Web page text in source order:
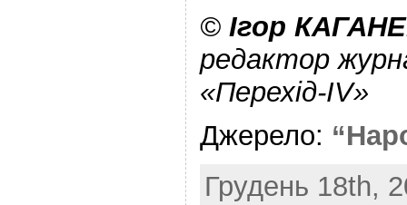
© Ігор
редактор
«Перехід-IV»
Джерело:
Грудень 18th,